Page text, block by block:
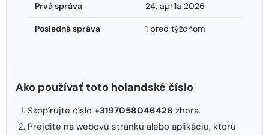
Prvá správa 24. apríla 2026
Posledná správa 1 pred týždňom
Ako používať toto holandské číslo
Skopírujte číslo +3197058046428 zhora.
Prejdite na webovú stránku alebo aplikáciu, ktorú